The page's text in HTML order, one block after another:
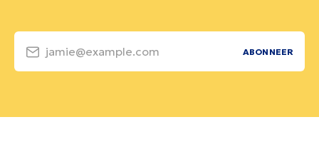
jamie@example.com ABONNEER